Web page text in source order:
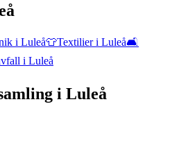
i Luleå👕Textilieri Luleå🛋️
i Luleå
i Luleå